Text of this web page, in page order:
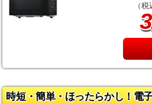
（税
時短・簡単・ほったらかし！電